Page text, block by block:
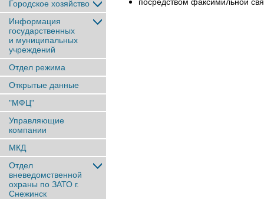
Городское хозяйство
Информация
государственных
и муниципальных
учреждений
Отдел режима
Открытые данные
"МФЦ"
Управляющие
компании
МКД
Отдел
вневедомственной
охраны по ЗАТО г.
Снежинск